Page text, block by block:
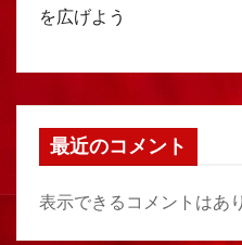
を広げよう
最近のコメント
表示できるコメントはあ